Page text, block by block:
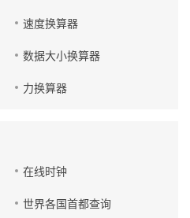
速度换算器
数据大小换算器
力换算器
在线时钟
世界各国首都查询